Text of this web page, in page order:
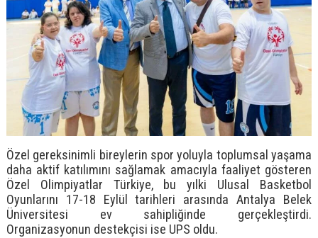
Özel gereksinimli bireylerin spor yoluyla toplumsal yaşama
daha aktif katılımını sağlamak amacıyla faaliyet gösteren
Özel Olimpiyatlar Türkiye, bu yılki Ulusal Basketbol
Oyunlarını 17-18 Eylül tarihleri arasında Antalya Belek
Üniversitesi ev sahipliğinde gerçekleştirdi.
Organizasyonun destekçisi ise UPS oldu.